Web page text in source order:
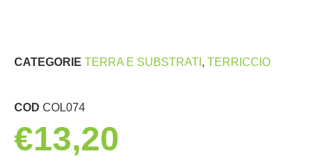
CATEGORIE TERRA E SUBSTRATI , TERRICCIO
COD COL074
€13,20